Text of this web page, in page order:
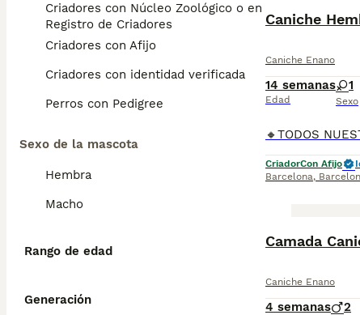
Criadores con Núcleo Zoológico o en el
Registro de Criadores
Criadores con Afijo
Criadores con identidad verificada
Perros con Pedigree
Sexo de la mascota
Hembra
Macho
Rango de edad
Generación
Caniche
Caniche Enano
14 semanas
Edad
1
Sexo
CriadorCon Afijo
Barcelona,
Camada
Caniche Enano
4 semanas 2